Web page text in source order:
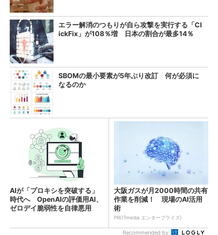
エラー解消のつもりが自ら攻撃を実行する「Cl
ickFix」が108％増 日本の割合が最多14％
SBOMの最小要素が5年ぶり改訂 何が必須に
なるのか
AIが「プロキシを突破する」
時代へ OpenAIの評価用AI、
ゼロデイ脆弱性を自律悪用
大阪ガスが月2000時間の共有
作業を削減！ 現場のAI活用
術
PR(ITmedia エンタープライズ)
Recommended by